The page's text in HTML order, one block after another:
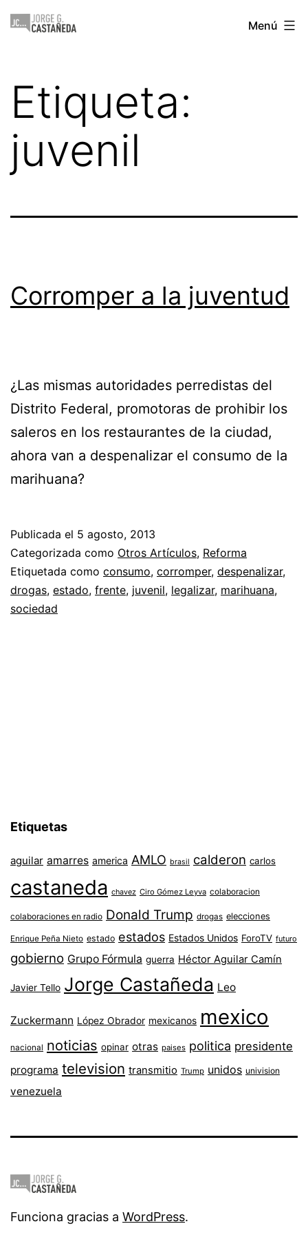
Saltar
Jorge
Menú
Etiqueta:
juvenil
Corromper a la juventud
¿Las mismas autoridades perredistas del
Distrito Federal, promotoras de prohibir los
saleros en los restaurantes de la ciudad,
ahora van a despenalizar el consumo de la
marihuana?
Publicada el 5 agosto, 2013
Categorizada como Otros Artículos, Reforma
Etiquetada como consumo, corromper, despenalizar,
drogas, estado, frente, juvenil, legalizar, marihuana,
sociedad
Etiquetas
aguilar amarres america AMLO brasil calderon carlos
castaneda chavez Ciro Gómez Leyva colaboracion
colaboraciones en radio Donald Trump drogas elecciones
Enrique Peña Nieto estado estados Estados Unidos ForoTV futuro
gobierno Grupo Fórmula guerra Héctor Aguilar Camín
Javier Tello Jorge Castañeda Leo
Zuckermann López Obrador mexicanos mexico
nacional noticias opinar otras paises politica presidente
programa television transmitio Trump unidos univision
venezuela
Funciona gracias a WordPress.